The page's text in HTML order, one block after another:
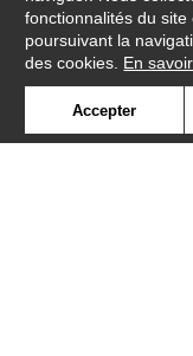
fonctionnalités du
poursuivant la
des cookies. En
Accepter